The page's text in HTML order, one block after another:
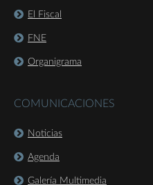
El Fiscal
FNE
Organigrama
COMUNICACIONES
Noticias
Agenda
Galería Multimedia